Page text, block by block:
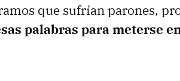
que sufrían parones,
palabras para meterse